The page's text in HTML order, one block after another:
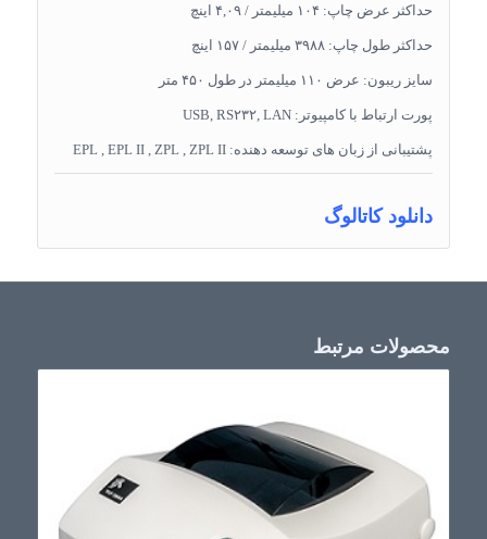
حداکثر عرض چاپ: ۱۰۴ میلیمتر / ۴,۰۹ اینچ
حداکثر طول چاپ: ۳۹۸۸ میلیمتر / ۱۵۷ اینچ
سایز ریبون: عرض ۱۱۰ میلیمتر در طول ۴۵۰ متر
پورت ارتباط با کامپیوتر: USB, RS۲۳۲, LAN
پشتیبانی از زبان های توسعه دهنده: EPL , EPL II , ZPL , ZPL II
دانلود کاتالوگ
محصولات مرتبط